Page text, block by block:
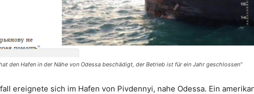
den Hafen in der Nähe von Odessa beschädigt, der Betrieb ist für ein Jahr geschlossen“
ereignete sich im Hafen von Pivdennyi, nahe Odessa. Ein